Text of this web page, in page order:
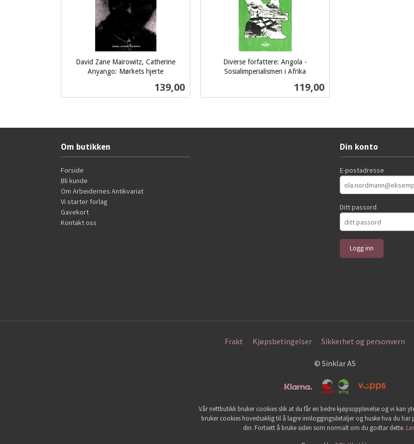
David Zane Mairowitz, Catherine
Anyango: Mørkets hjerte
Pris
139,00
Diverse forfattere: Angola -
Sosialimperialismen i Afrika
Pris
119,00
Om butikken
Forside
Bli kunde
Om Arbeidernes Antikvariat
Vi starter forlag
Gavekort
Kontakt oss
Din konto
E-postadresse
Ditt passord
Frakt Kjøpsbetingelser Sikkerhet og personvern
© Sinklar AS
Vår nettbutikk bruker cookies slik at du får en bedre kjøpsopplevelse og vi kan
bruker cookies hovedsaklig til å lagre innloggingsdetaljer og huske hva du har
din. Fortsett å bruke siden som normalt om du godtar dette.